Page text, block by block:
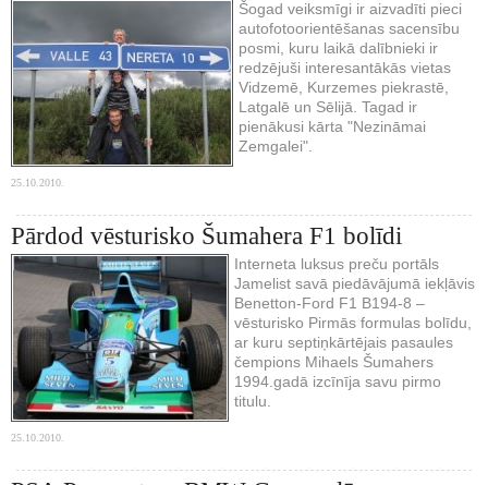
Šogad veiksmīgi ir aizvadīti pieci
autofotoorientēšanas sacensību
posmi, kuru laikā dalībnieki ir
redzējuši interesantākās vietas
Vidzemē, Kurzemes piekrastē,
Latgalē un Sēlijā. Tagad ir
pienākusi kārta "Nezināmai
Zemgalei".
25.10.2010.
Pārdod vēsturisko Šumahera F1 bolīdi
Interneta luksus preču portāls
Jamelist savā piedāvājumā iekļāvis
Benetton-Ford F1 B194-8 –
vēsturisko Pirmās formulas bolīdu,
ar kuru septiņkārtējais pasaules
čempions Mihaels Šumahers
1994.gadā izcīnīja savu pirmo
titulu.
25.10.2010.